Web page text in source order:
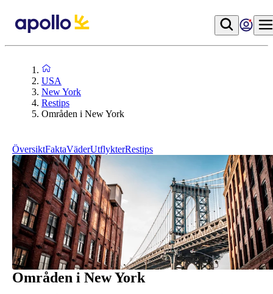
USA
New York
Restips
Områden i New York
ÖversiktFaktaVäderUtflykterRestips
Områden i New York